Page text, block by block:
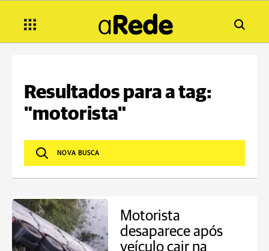
Resultados para a tag:
"motorista"
Motorista
desaparece após
veículo cair na